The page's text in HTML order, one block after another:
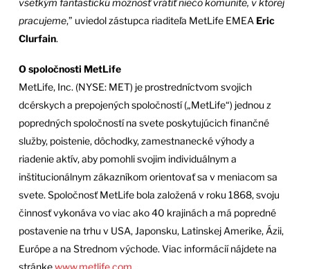
všetkým fantastickú možnosť vrátiť niečo komunite, v ktorej
pracujeme,” uviedol zástupca riaditeľa MetLife EMEA Eric
Clurfain.
O spoločnosti MetLife
MetLife, Inc. (NYSE: MET) je prostredníctvom svojich
dcérskych a prepojených spoločností („MetLife“) jednou z
popredných spoločností na svete poskytujúcich finančné
služby, poistenie, dôchodky, zamestnanecké výhody a
riadenie aktív, aby pomohli svojim individuálnym a
inštitucionálnym zákazníkom orientovať sa v meniacom sa
svete. Spoločnosť MetLife bola založená v roku 1868, svoju
činnosť vykonáva vo viac ako 40 krajinách a má popredné
postavenie na trhu v USA, Japonsku, Latinskej Amerike, Ázii,
Európe a na Strednom východe. Viac informácií nájdete na